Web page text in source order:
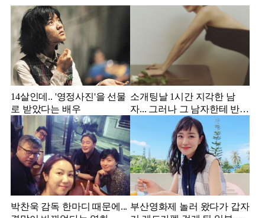
14살인데.. '영정사진'을 선물
로 받았다는 배우
소개팅날 1시간 지각한 남
자... 그러나 그 남자한테 반해
서 결혼한 미스코리아
박찬욱 감독 한마디 때문에... 부산영화제 놀러 왔다가 갑자